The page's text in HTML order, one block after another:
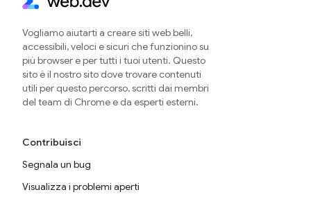
Vogliamo aiutarti a creare siti web belli,
accessibili, veloci e sicuri che funzionino su
più browser e per tutti i tuoi utenti. Questo
sito è il nostro sito dove trovare contenuti
utili per questo percorso, scritti dai membri
del team di Chrome e da esperti esterni.
Contribuisci
Segnala un bug
Visualizza i problemi aperti